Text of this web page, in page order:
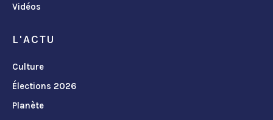
Vidéos
L'ACTU
Culture
Élections 2026
Planète